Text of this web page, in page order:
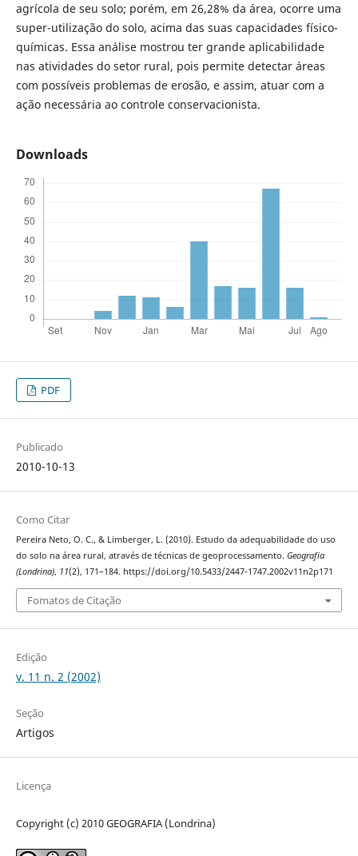
agrícola de seu solo; porém, em 26,28% da área, ocorre uma
super-utilização do solo, acima das suas capacidades físico-
químicas. Essa análise mostrou ter grande aplicabilidade
nas atividades do setor rural, pois permite detectar áreas
com possíveis problemas de erosão, e assim, atuar com a
ação necessária ao controle conservacionista.
Downloads
PDF
Publicado
2010-10-13
Como Citar
Pereira Neto, O. C., & Limberger, L. (2010). Estudo da adequabilidade do uso
do solo na área rural, através de técnicas de geoprocessamento. Geografia
(Londrina), 11(2), 171–184. https://doi.org/10.5433/2447-1747.2002v11n2p171
Fomatos de Citação
Edição
v. 11 n. 2 (2002)
Seção
Artigos
Licença
Copyright (c) 2010 GEOGRAFIA (Londrina)